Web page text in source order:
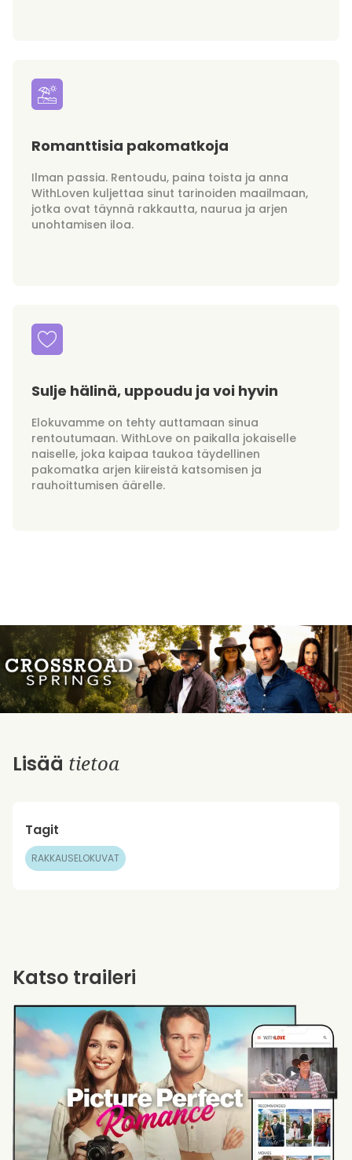
Romanttisia pakomatkoja
Ilman passia. Rentoudu, paina toista ja anna
WithLoven kuljettaa sinut tarinoiden maailmaan,
jotka ovat täynnä rakkautta, naurua ja arjen
unohtamisen iloa.
Sulje hälinä, uppoudu ja voi hyvin
Elokuvamme on tehty auttamaan sinua
rentoutumaan. WithLove on paikalla jokaiselle
naiselle, joka kaipaa taukoa täydellinen
pakomatka arjen kiireistä katsomisen ja
rauhoittumisen äärelle.
Lisää tietoa
Tagit
RAKKAUSELOKUVAT
Katso traileri